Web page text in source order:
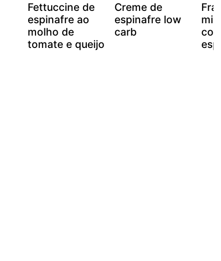
Fettuccine de
espinafre ao
molho de
tomate e queijo
Creme de
espinafre low
carb